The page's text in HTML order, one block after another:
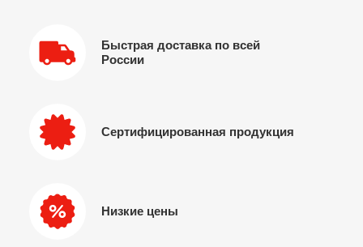
Быстрая доставка по всей
России
Сертифицированная продукция
Низкие цены